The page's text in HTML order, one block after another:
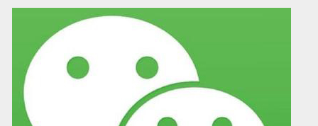
可信网站信用评 网络警察提醒你 诚信网站